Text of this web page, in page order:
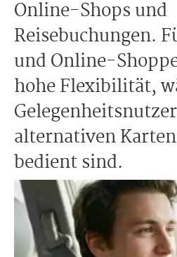
Online-Shops und
Reisebuchungen.
und Online-
hohe Flexibilität,
alternativen
bedient sind.